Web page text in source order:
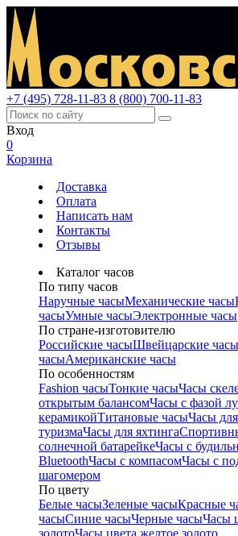
+7 (495) 728-11-83 8 (800) 700-11-83
Вход
0
Корзина
Доставка
Оплата
Написать нам
Контакты
Отзывы
Каталог часов
По типу часов
Наручные часыМеханические часы
часыУмные часыЭлектронные часы
По стране-изготовителю
Российские часыШвейцарские часы
часыАмериканские часы
По особенностям
Fashion часыТонкие часыЧасы
открытым балансомЧасы с фазой
керамикойТитановые часыЧасы
туризмаЧасы для яхтинга
солнечной батарейкеЧасы с
BluetoothЧасы с компасомЧасы с
шагомером
По цвету
Белые часыЗеленые часыКрасные
часыСиние часыЧерные часыЧасы
золотоЧасы цвета желтое золото